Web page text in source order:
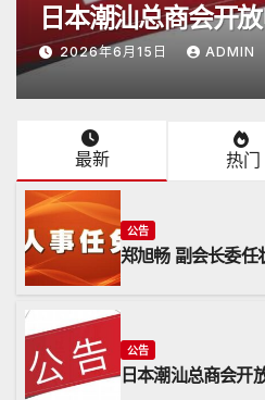
日本潮汕总商会开
2026年6月15日 ADMIN
最新 热门
公告
郑旭畅 副会长委任
公告
日本潮汕总商会开